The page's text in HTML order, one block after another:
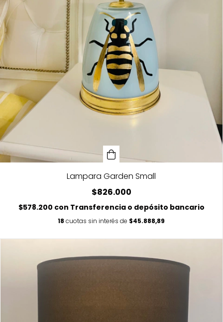
Lampara Garden Small
$826.000
$578.200 con Transferencia o depósito bancario
18 cuotas sin interés de $45.888,89